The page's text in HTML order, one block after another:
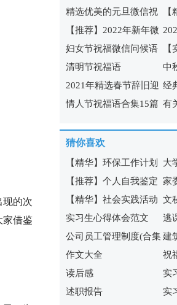
现的次
家借鉴
语锦集45条
精选优美的元旦微信祝
福语41条
祝
【推荐】2022年新年微
信祝福语摘录99条
妇女节祝福微信问候语
合集32条
祝
清明节祝福语
中
篇)
2021年精选春节辞旧迎
新微信祝福语27句
经
集
情人节祝福语合集15篇 有
猜你喜欢
【精华】环保工作计划
4篇
大
告
【推荐】个人自我鉴定
范文集锦七篇
家
【精华】社会实践活动
方案汇编6篇
文
实习生心得体会范文
（精选25篇）
逃
公司员工管理制度(合集
15篇)
建
篇
作文大全
祝
读后感
实
述职报告
实